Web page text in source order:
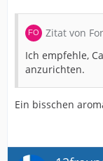
Zitat von
Ich empfehle,
anzurichten.
Ein bisschen